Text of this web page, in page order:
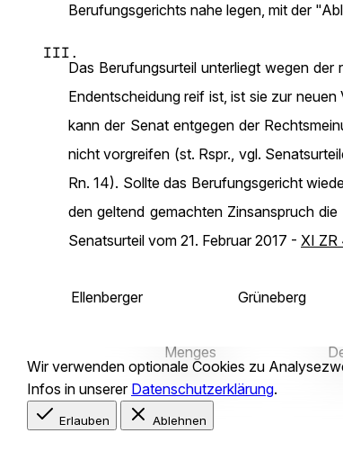
Berufungsgerichts nahe legen, mit der
III.
Das Berufungsurteil unterliegt wegen
Endentscheidung reif ist, ist sie zur
kann der Senat entgegen der
nicht vorgreifen (st. Rspr., vgl.
Rn. 14). Sollte das Berufungsgericht
den geltend gemachten Zinsanspruch
Senatsurteil vom 21. Februar 2017 - XI ZR
Ellenberger Grüneberg
Menges
Wir verwenden optionale Cookies zu
Infos in unserer Datenschutzerklärung.
Erlauben Ablehnen